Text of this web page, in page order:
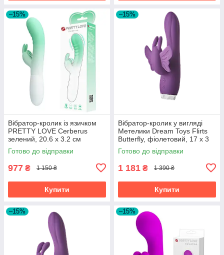
–15%
Вібратор-кролик із язичком
PRETTY LOVE Cerberus
зелений, 20.6 х 3.2 см
Готово до відправки
977 ₴ 1 150 ₴
Купити
–15%
Вібратор-кролик у вигляді
Метелики Dream Toys Flirts
Butterfly, фіолетовий, 17 х 3
см
Готово до відправки
1 181 ₴ 1 390 ₴
Купити
–15% –15%